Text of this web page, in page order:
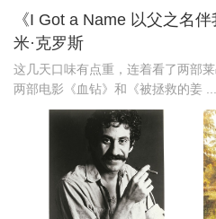
《I Got a Name 以父之名
米·克罗斯
这几天口味有点重，连着看了两部
两部电影《血钻》和《被拯救的姜 ...